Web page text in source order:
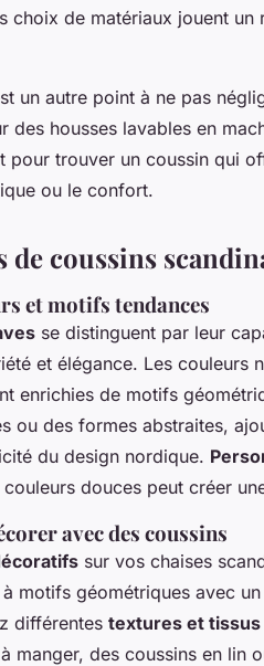
choix de matériaux jouent
un autre point à ne pas
des housses lavables en
trouver un coussin qui
ou le confort.
de coussins
et motifs tendances
se distinguent par leur
et élégance. Les couleurs
enrichies de motifs
ou des formes abstraites,
du design nordique.
douces peut créer
avec des coussins
sur vos chaises
motifs géométriques avec
différentes textures et tissus
manger, des coussins en lin